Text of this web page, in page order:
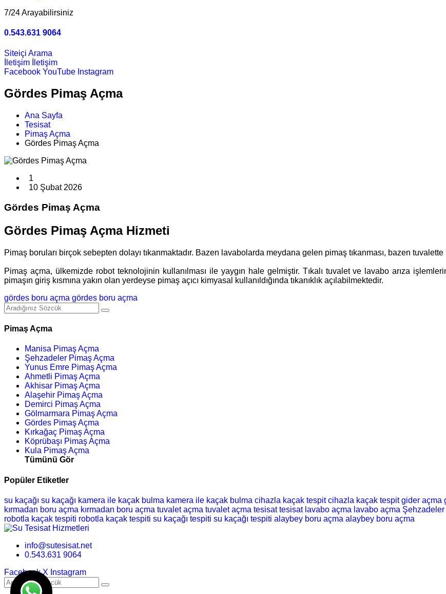
7/24 Arayabilirsiniz
0.543.631 9064
Siteiçi Arama
İletişim
İletişim
Facebook YouTube Instagram
Gördes Pimaş Açma
Ana Sayfa
Tesisat
Pimaş Açma
Gördes Pimaş Açma
1
10 Şubat 2026
Gördes Pimaş Açma
Gördes Pimaş Açma Hizmeti
Pimaş boruları birçok sebepten dolayı tıkanmaktadır. Bazen lavabolarda meydana gelen pimaş tıkanması, bazen
Pimaş açma, ülkemizde robot teknolojinin kullanılması ile yaygın hale gelmiştir. Tıkalı tuvalet ve lavabo arıza
pimaşın giriş kısmına yakın olan yerdeyse pimaş açıcı kimyasal kullanıldığında tıkanıklık açılabilmektedir.
gördes boru açma gördes boru açma
Pimaş Açma
Manisa Pimaş Açma
Şehzadeler Pimaş Açma
Yunus Emre Pimaş Açma
Ahmetli Pimaş Açma
Akhisar Pimaş Açma
Alaşehir Pimaş Açma
Demirci Pimaş Açma
Gölmarmara Pimaş Açma
Gördes Pimaş Açma
Kırkağaç Pimaş Açma
Köprübaşı Pimaş Açma
Kula Pimaş Açma
Tümünü Gör
Popüler Etiketler
su kaçağı su kaçağı kamera ile kaçak bulma kamera ile kaçak bulma cihazla kaçak tespit cihazla kaçak tespit gider açma
kırmadan boru açma kırmadan boru açma tuvalet açma tuvalet açma tesisat tesisat lavabo açma lavabo açma Şehzadeler
robotla kaçak tespiti robotla kaçak tespiti su kaçağı tespiti su kaçağı tespiti alaybey boru açma alaybey boru açma
info@sutesisat.net
0.543.631 9064
Facebook X Instagram